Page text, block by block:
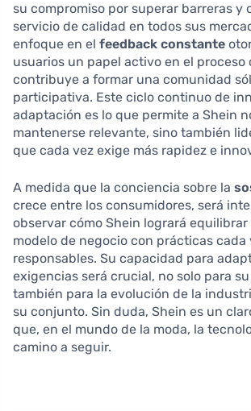
su compromiso por superar barreras y
servicio de calidad en todos sus
enfoque en el feedback constante
usuarios un papel activo en el proceso
contribuye a formar una comunidad
participativa. Este ciclo continuo de
adaptación es lo que permite a Shein
mantenerse relevante, sino también
que cada vez exige más rapidez e
A medida que la conciencia sobre la
crece entre los consumidores, será
observar cómo Shein logrará
modelo de negocio con prácticas cada
responsables. Su capacidad para
exigencias será crucial, no solo para
también para la evolución de la
su conjunto. Sin duda, Shein es un
que, en el mundo de la moda, la
camino a seguir.